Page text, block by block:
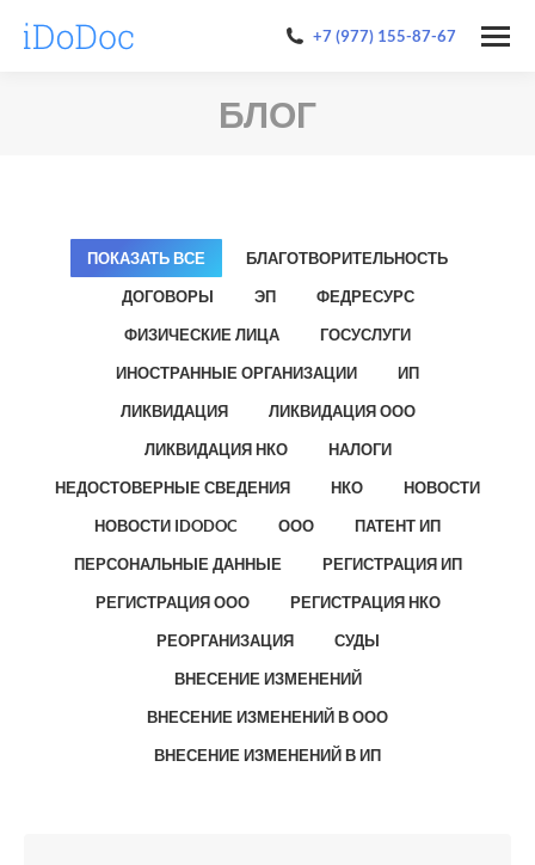
+7 (977) 155-87-67
БЛОГ
ПОКАЗАТЬ ВСЕ
БЛАГОТВОРИТЕЛЬНОСТЬ
ДОГОВОРЫ
ЭП
ФЕДРЕСУРС
ФИЗИЧЕСКИЕ ЛИЦА
ГОСУСЛУГИ
ИНОСТРАННЫЕ ОРГАНИЗАЦИИ
ИП
ЛИКВИДАЦИЯ
ЛИКВИДАЦИЯ ООО
ЛИКВИДАЦИЯ НКО
НАЛОГИ
НЕДОСТОВЕРНЫЕ СВЕДЕНИЯ
НКО
НОВОСТИ
НОВОСТИ IDODOC
ООО
ПАТЕНТ ИП
ПЕРСОНАЛЬНЫЕ ДАННЫЕ
РЕГИСТРАЦИЯ ИП
РЕГИСТРАЦИЯ ООО
РЕГИСТРАЦИЯ НКО
РЕОРГАНИЗАЦИЯ
СУДЫ
ВНЕСЕНИЕ ИЗМЕНЕНИЙ
ВНЕСЕНИЕ ИЗМЕНЕНИЙ В ООО
ВНЕСЕНИЕ ИЗМЕНЕНИЙ В ИП